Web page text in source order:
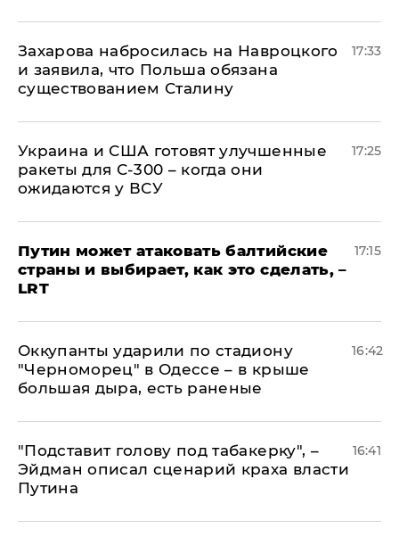
​Захарова набросилась на Навроцкого
и заявила, что Польша обязана
существованием Сталину
17:33
Украина и США готовят улучшенные
ракеты для С-300 – когда они
ожидаются у ВСУ
17:25
Путин может атаковать балтийские
страны и выбирает, как это сделать, –
LRT
17:15
Оккупанты ударили по стадиону
"Черноморец" в Одессе – в крыше
большая дыра, есть раненые
16:42
​"Подставит голову под табакерку", –
Эйдман описал сценарий краха власти
Путина
16:41